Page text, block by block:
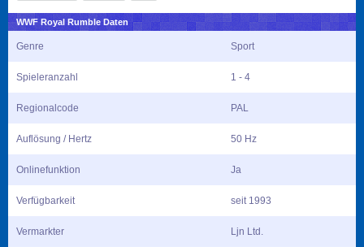
WWF Royal Rumble Daten
Genre Sport
Spieleranzahl 1 - 4
Regionalcode PAL
Auflösung / Hertz 50 Hz
Onlinefunktion Ja
Verfügbarkeit seit 1993
Vermarkter Ljn Ltd.